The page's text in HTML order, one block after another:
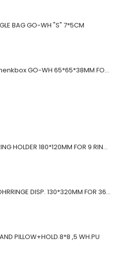
BAG GO-WH "S" 7*5CM
BERNS Geschenkbox GO-WH 65*65*38MM FOR SMALL SETS
BERNS ACR.RING HOLDER 180*120MM FOR 9 RINGS
BERNS ACR.OHRRINGE DISP. 130*320MM FOR 36 PAIRS
PILLOW+HOLD.8*8 ,5 WH.PU